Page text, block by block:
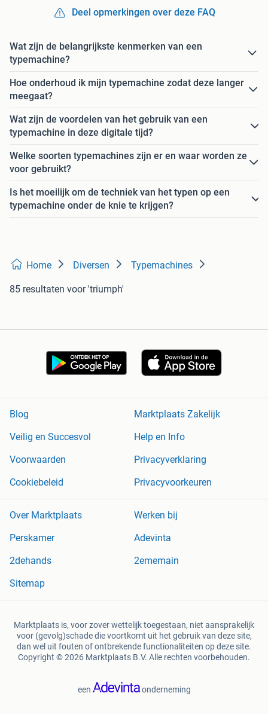
Deel opmerkingen over deze FAQ
Wat zijn de belangrijkste kenmerken van een
typemachine?
Hoe onderhoud ik mijn typemachine zodat deze langer
meegaat?
Wat zijn de voordelen van het gebruik van een
typemachine in deze digitale tijd?
Welke soorten typemachines zijn er en waar worden ze
voor gebruikt?
Is het moeilijk om de techniek van het typen op een
typemachine onder de knie te krijgen?
Home Diversen Typemachines
85 resultaten voor 'triumph'
Blog
Marktplaats Zakelijk
Veilig en Succesvol
Help en Info
Voorwaarden
Privacyverklaring
Cookiebeleid
Privacyvoorkeuren
Over Marktplaats
Werken bij
Perskamer
Adevinta
2dehands
2ememain
Sitemap
Marktplaats is, voor zover wettelijk toegestaan, niet aansprakelijk
voor (gevolg)schade die voortkomt uit het gebruik van deze site,
dan wel uit fouten of ontbrekende functionaliteiten op deze site.
Copyright © 2026 Marktplaats B.V. Alle rechten voorbehouden.
een onderneming